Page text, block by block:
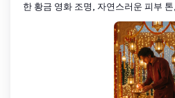
한 황금 영화 조명, 자연스러운 피부